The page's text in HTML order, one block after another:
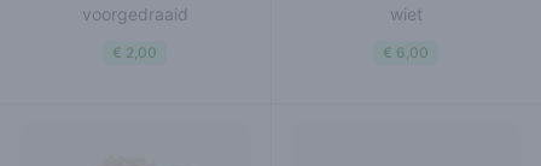
voorgedraaid
€ 2,00
wiet
€ 6,00